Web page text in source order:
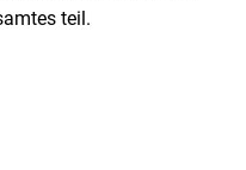
teil.